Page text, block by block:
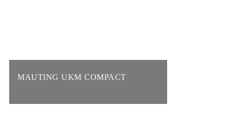
MAUTING UKM COMPACT